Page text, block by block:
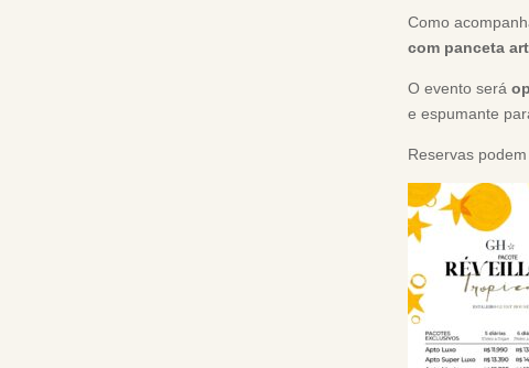
Como
com panceta
O evento será
e espumante
Reservas